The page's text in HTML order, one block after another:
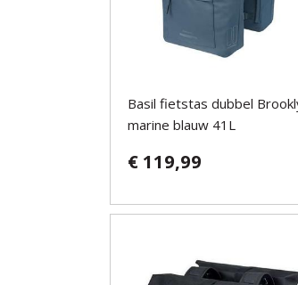
Basil fietstas dubbel
marine blauw 41L
€ 119,99